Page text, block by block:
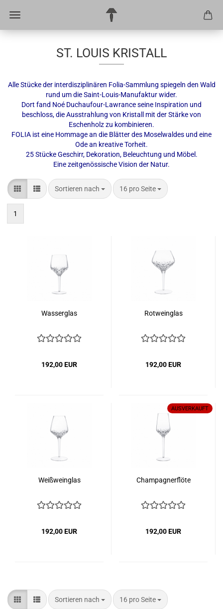
ST. LOUIS KRISTALL
Alle Stücke der interdisziplinären Folia-Sammlung spiegeln den Wald
rund um die Saint-Louis-Manufaktur wider.
Dort fand Noé Duchaufour-Lawrance seine Inspiration und
beschloss, die Ausstrahlung von Kristall mit der Stärke von
Eschenholz zu kombinieren.
FOLIA ist eine Hommage an die Blätter des Moselwaldes und eine
Ode an kreative Torheit.
25 Stücke Geschirr, Dekoration, Beleuchtung und Möbel.
Eine zeitgenössische Vision der Natur.
Sortieren nach
Sortieren nach 16 pro Seite
pro Seite
1
Wasserglas
192,00 EUR
Rotweinglas
192,00 EUR
Weißweinglas
192,00 EUR
AUSVERKAUFT
Champagnerflöte
192,00 EUR
Sortieren nach
Sortieren nach 16 pro Seite
pro Seite